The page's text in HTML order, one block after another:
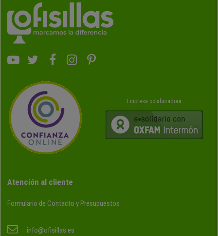
Empresa colaboradora
Atención al cliente
Formulario de Contacto y Presupuestos
info@ofisillas.es